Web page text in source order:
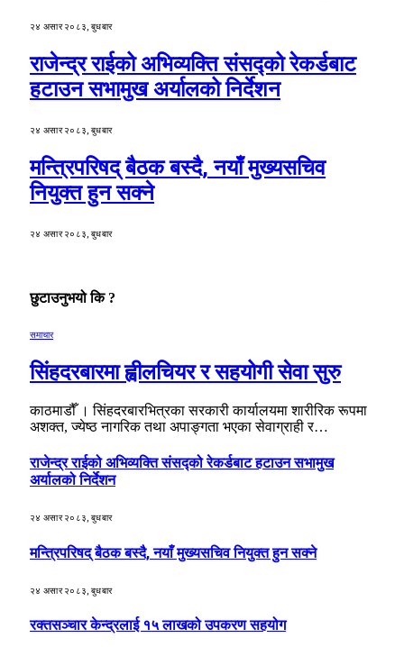
२४ असार २०८३, बुधबार
राजेन्द्र राईको अभिव्यक्ति संसद्को रेकर्डबाट
हटाउन सभामुख अर्यालको निर्देशन
२४ असार २०८३, बुधबार
मन्त्रिपरिषद् बैठक बस्दै, नयाँ मुख्यसचिव
नियुक्त हुन सक्ने
२४ असार २०८३, बुधबार
छुटाउनुभयो कि ?
समाचार
सिंहदरबारमा ह्वीलचियर र सहयोगी सेवा सुरु
काठमाडौँ । सिंहदरबारभित्रका सरकारी कार्यालयमा शारीरिक रूपमा
अशक्त, ज्येष्ठ नागरिक तथा अपाङ्गता भएका सेवाग्राही र…
राजेन्द्र राईको अभिव्यक्ति संसद्को रेकर्डबाट हटाउन सभामुख
अर्यालको निर्देशन
२४ असार २०८३, बुधबार
मन्त्रिपरिषद् बैठक बस्दै, नयाँ मुख्यसचिव नियुक्त हुन सक्ने
२४ असार २०८३, बुधबार
रक्तसञ्चार केन्द्रलाई १५ लाखको उपकरण सहयोग